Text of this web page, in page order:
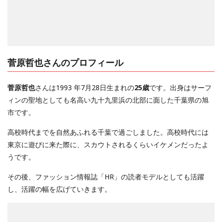
菅原哲也さんのプロフィール
菅原哲也さんは1993 年7月28日生まれの25歳です。出身はサーフ
ィンの聖地としても名高い九十九里浜の北部に面した千葉県の旭
市です。
高校時代までを自然あふれる千葉で過ごしました。高校時代には
東京に遊びに来た際に、スカウトされるくらいイケメンだったよ
うです。
その後、ファッション情報誌「HR」の読者モデルとしても活躍
し、活躍の幅を広げていきます。